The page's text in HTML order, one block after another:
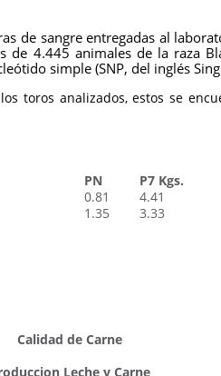
de sangre entregadas al
de 4.445 animales de la raza
simple (SNP, del inglés
toros analizados, estos se
PN P7 Kgs.
0.81 4.41
1.35 3.33
Calidad de Carne
Leche y Carne